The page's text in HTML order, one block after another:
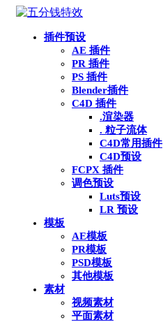
插件预设
AE 插件
PR 插件
PS 插件
Blender插件
C4D 插件
.渲染器
. 粒子流体
C4D常用插件
C4D预设
FCPX 插件
调色预设
Luts预设
LR 预设
模板
AE模板
PR模板
PSD模板
其他模板
素材
视频素材
平面素材